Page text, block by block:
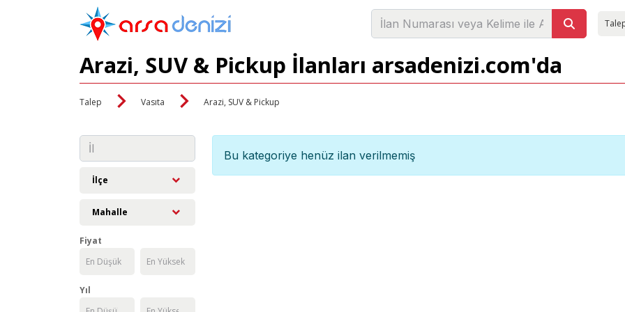
Arazi, SUV & Pickup İlanları arsadenizi.com'da
Talep Vasıta Arazi, SUV & Pickup
İlçe
Mahalle
Fiyat
Yıl
Bu kategoriye henüz ilan verilmemiş